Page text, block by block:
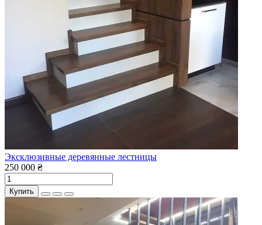
Эксклюзивные деревянные лестницы
250 000 ₴
Купить